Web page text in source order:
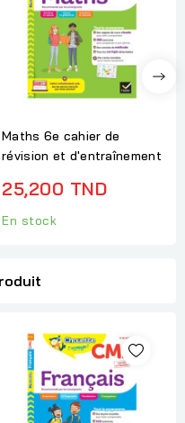
Maths 6e cahier de
révision et d'entraînement
25,200 TND
En stock